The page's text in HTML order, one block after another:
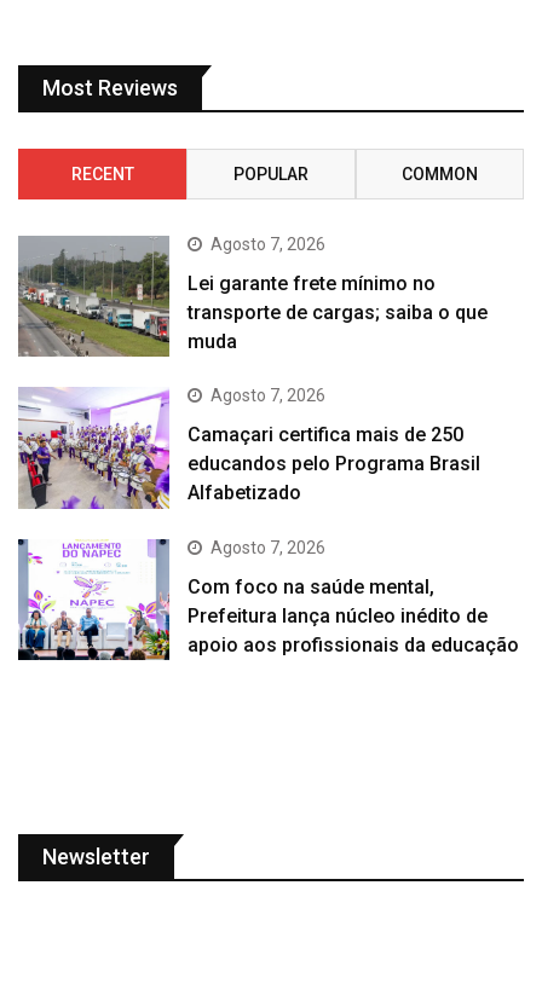
Most Reviews
RECENT POPULAR COMMON
Agosto 7, 2026
Lei garante frete mínimo no
transporte de cargas; saiba o que
muda
Agosto 7, 2026
Camaçari certifica mais de 250
educandos pelo Programa Brasil
Alfabetizado
Agosto 7, 2026
Com foco na saúde mental,
Prefeitura lança núcleo inédito de
apoio aos profissionais da educação
Newsletter